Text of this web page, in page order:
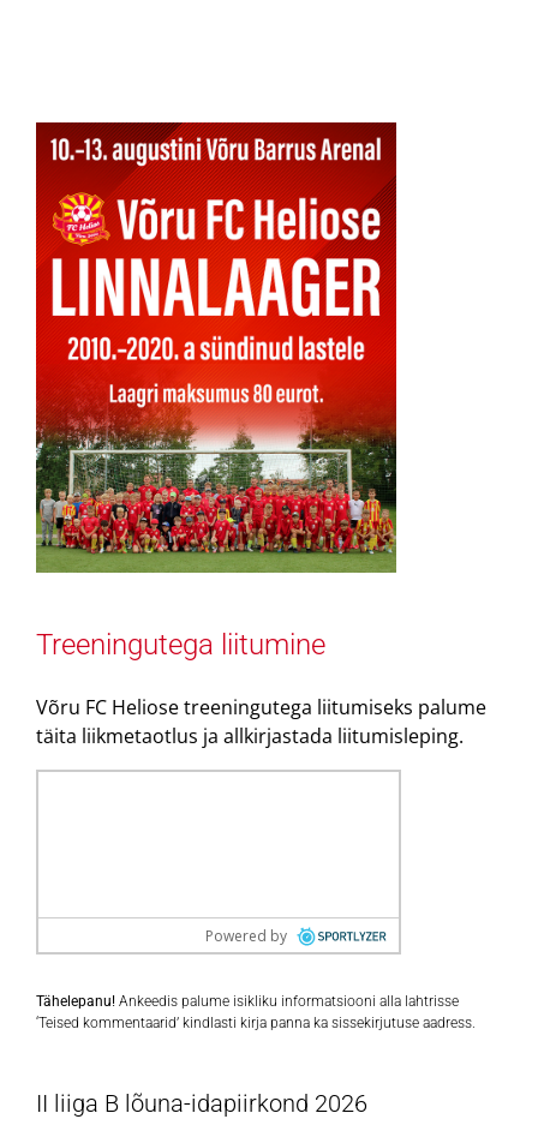
Treeningutega liitumine
Võru FC Heliose treeningutega liitumiseks palume
täita liikmetaotlus ja allkirjastada liitumisleping.
Tähelepanu! Ankeedis palume isikliku informatsiooni alla lahtrisse
‘Teised kommentaarid’ kindlasti kirja panna ka sissekirjutuse aadress.
II liiga B lõuna-idapiirkond 2026